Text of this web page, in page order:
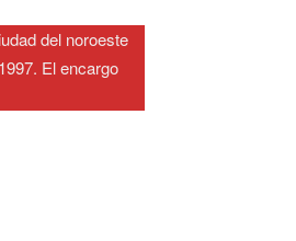
del noroeste
El encargo